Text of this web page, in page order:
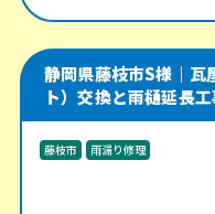
静岡県藤枝市S様｜瓦
ト）交換と雨樋延長
藤枝市 雨漏り修理